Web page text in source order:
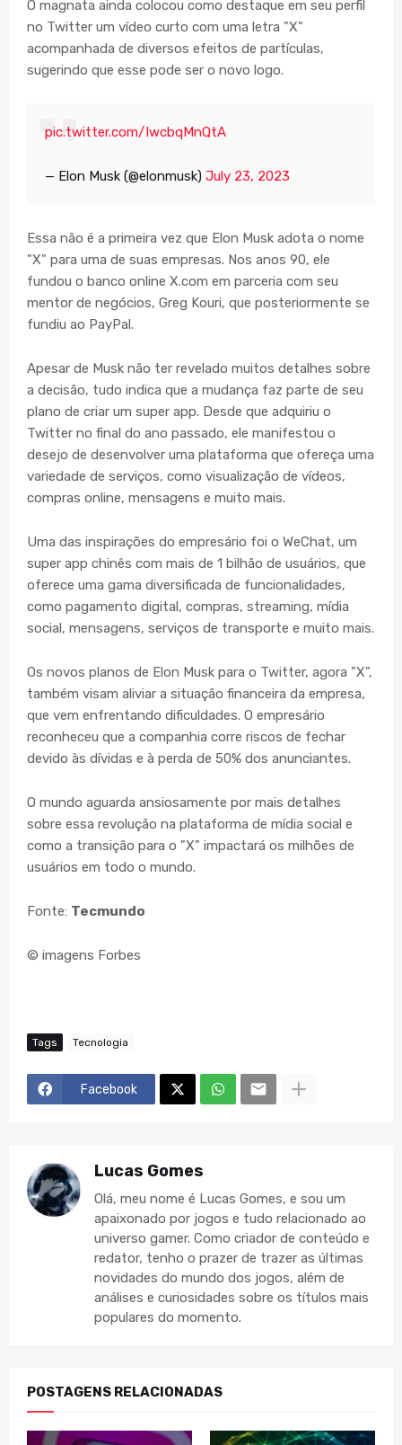
O magnata ainda colocou como destaque em seu perfil
no Twitter um vídeo curto com uma letra "X"
acompanhada de diversos efeitos de partículas,
sugerindo que esse pode ser o novo logo.
pic.twitter.com/IwcbqMnQtA
— Elon Musk (@elonmusk) July 23, 2023
Essa não é a primeira vez que Elon Musk adota o nome
"X" para uma de suas empresas. Nos anos 90, ele
fundou o banco online X.com em parceria com seu
mentor de negócios, Greg Kouri, que posteriormente se
fundiu ao PayPal.
Apesar de Musk não ter revelado muitos detalhes sobre
a decisão, tudo indica que a mudança faz parte de seu
plano de criar um super app. Desde que adquiriu o
Twitter no final do ano passado, ele manifestou o
desejo de desenvolver uma plataforma que ofereça uma
variedade de serviços, como visualização de vídeos,
compras online, mensagens e muito mais.
Uma das inspirações do empresário foi o WeChat, um
super app chinês com mais de 1 bilhão de usuários, que
oferece uma gama diversificada de funcionalidades,
como pagamento digital, compras, streaming, mídia
social, mensagens, serviços de transporte e muito mais.
Os novos planos de Elon Musk para o Twitter, agora "X",
também visam aliviar a situação financeira da empresa,
que vem enfrentando dificuldades. O empresário
reconheceu que a companhia corre riscos de fechar
devido às dívidas e à perda de 50% dos anunciantes.
O mundo aguarda ansiosamente por mais detalhes
sobre essa revolução na plataforma de mídia social e
como a transição para o "X" impactará os milhões de
usuários em todo o mundo.
Fonte: Tecmundo
© imagens Forbes
Tags Tecnologia
Facebook
Lucas Gomes
Olá, meu nome é Lucas Gomes, e sou um
apaixonado por jogos e tudo relacionado ao
universo gamer. Como criador de conteúdo e
redator, tenho o prazer de trazer as últimas
novidades do mundo dos jogos, além de
análises e curiosidades sobre os títulos mais
populares do momento.
POSTAGENS RELACIONADAS